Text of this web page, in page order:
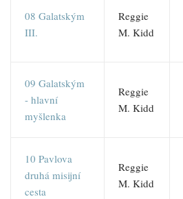
08 Galatským
III.
Reggie
M. Kidd
09 Galatským
- hlavní
myšlenka
Reggie
M. Kidd
10 Pavlova
druhá misijní
cesta
Reggie
M. Kidd